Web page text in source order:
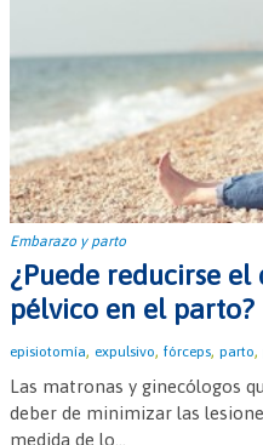
Embarazo y parto
¿Puede reducirse
pélvico en el parto?
episiotomía, expulsivo, fórceps, parto,
Las matronas y ginecólogos
deber de minimizar las
medida de lo...